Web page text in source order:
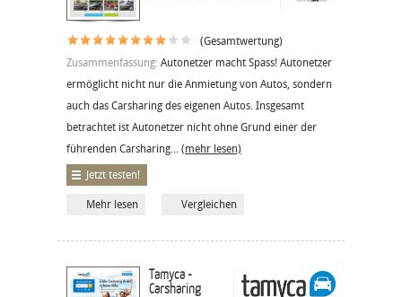
(Gesamtwertung)
Zusammenfassung: Autonetzer macht Spass! Autonetzer
ermöglicht nicht nur die Anmietung von Autos, sondern
auch das Carsharing des eigenen Autos. Insgesamt
betrachtet ist Autonetzer nicht ohne Grund einer der
führenden Carsharing... (mehr lesen)
Jetzt testen!
Mehr lesen Vergleichen
Tamyca -
Carsharing